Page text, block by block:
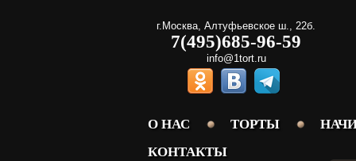
г.Москва, Алтуфьевское ш., 22б.
7(495)685-96-59
info@1tort.ru
О НАС ТОРТЫ
КОНТАКТЫ